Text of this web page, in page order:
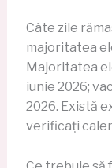
Câte zile
majoritatea
Majoritatea
iunie 2026;
2026. Există
verificați